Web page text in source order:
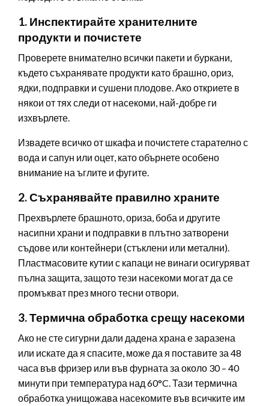
1. Инспектирайте хранителните
продукти и почистете
Проверете внимателно всички пакети и буркани,
където съхранявате продукти като брашно, ориз,
ядки, подправки и сушени плодове. Ако откриете в
някои от тях следи от насекоми, най-добре ги
изхвърлете.
Извадете всичко от шкафа и почистете старателно с
вода и сапун или оцет, като обърнете особено
внимание на ъглите и фугите.
2. Съхранявайте правилно храните
Прехвърлете брашното, ориза, боба и другите
насипни храни и подправки в плътно затворени
съдове или контейнери (стъклени или метални).
Пластмасовите кутии с капаци не винаги осигуряват
пълна защита, защото тези насекоми могат да се
промъкват през много тесни отвори.
3. Термична обработка срещу насекоми
Ако не сте сигурни дали дадена храна е заразена
или искате да я спасите, може да я поставите за 48
часа във фризер или във фурната за около 30 – 40
минути при температура над 60°C. Тази термична
обработка унищожава насекомите във всичките им